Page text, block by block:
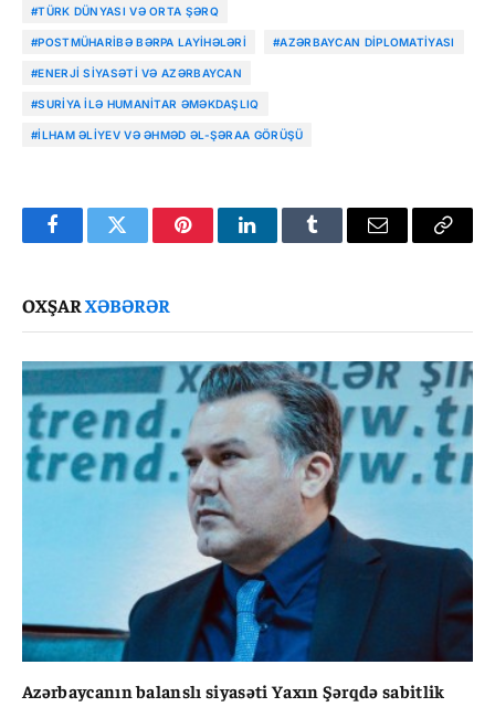
#TÜRK DÜNYASI VƏ ORTA ŞƏRQ
#POSTMÜHARIBƏ BƏRPA LAYIHƏLƏRI #AZƏRBAYCAN DIPLOMATIYASI
#ENERJI SIYASƏTI VƏ AZƏRBAYCAN
#SURIYA ILƏ HUMANITAR ƏMƏKDAŞLIQ
#İLHAM ƏLIYEV VƏ ƏHMƏD ƏL-ŞƏRAA GÖRÜŞÜ
FacebookTwitter PinterestLinkedInTumblr Email
Copy
OXŞARXƏBƏRƏR
Azərbaycanın balanslı siyasəti Yaxın Şərqdə sabitlik